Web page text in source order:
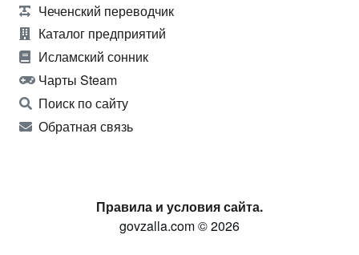
Чеченский переводчик
Каталог предприятий
Исламский сонник
Чарты Steam
Поиск по сайту
Обратная связь
Правила и условия сайта.
govzalla.com © 2026